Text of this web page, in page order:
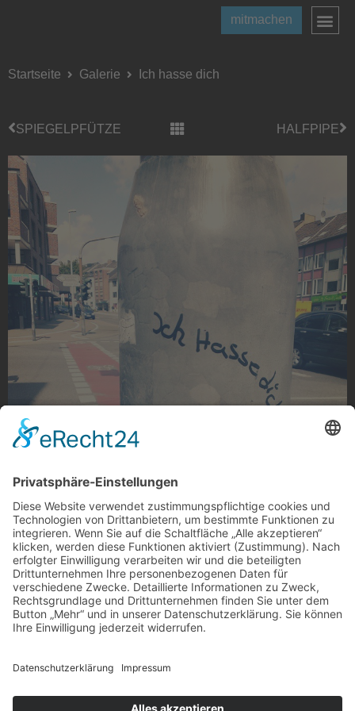
mitmachen
Startseite Galerie Ich hasse dich
SPIEGELPFÜTZE HALFPIPE
Ich hasse dich
„Ich hasse dich“, Eicken
Foto: bachelorofhartz via Instagram